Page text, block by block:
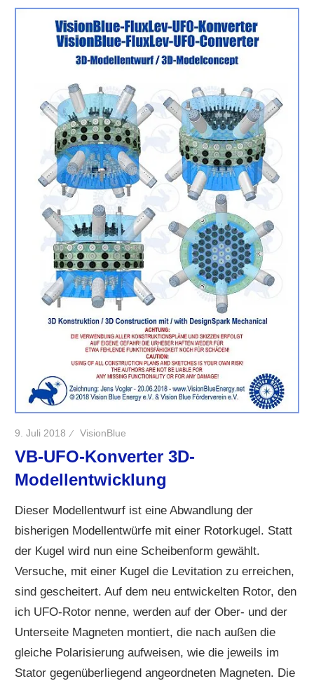
9. Juli 2018 VisionBlue
VB-UFO-Konverter 3D-
Modellentwicklung
Dieser Modellentwurf ist eine Abwandlung der
bisherigen Modellentwürfe mit einer Rotorkugel. Statt
der Kugel wird nun eine Scheibenform gewählt.
Versuche, mit einer Kugel die Levitation zu erreichen,
sind gescheitert. Auf dem neu entwickelten Rotor, den
ich UFO-Rotor nenne, werden auf der Ober- und der
Unterseite Magneten montiert, die nach außen die
gleiche Polarisierung aufweisen, wie die jeweils im
Stator gegenüberliegend angeordneten Magneten. Die